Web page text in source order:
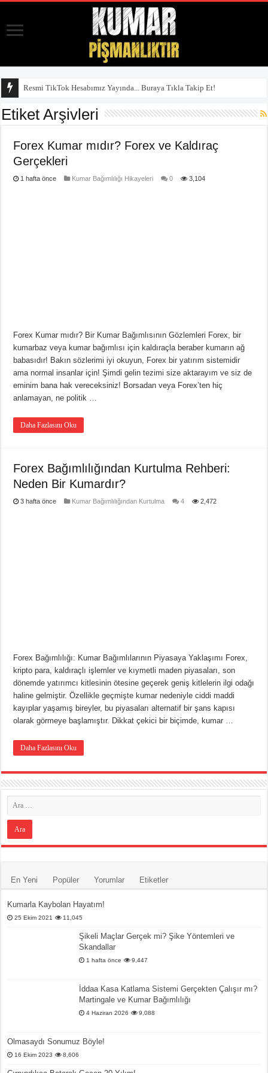
Resmi TikTok Hesabımız Yayında... Buraya Tıkla Takip Et!
Etiket Arşivleri
Forex Kumar mıdır? Forex ve Kaldıraç
Gerçekleri
1 hafta önce Kumar Bağımlılığı Hikayeleri 0 3,104
Forex Kumar mıdır? Bir Kumar Bağımlısının Gözlemleri Forex, bir
kumarbaz veya kumar bağımlısı için kaldıraçla beraber kumarın ağ
babasıdır! Bakın sözlerimi iyi okuyun, Forex bir yatırım sistemidir
ama normal insanlar için! Şimdi gelin tezimi size aktarayım ve siz de
eminim bana hak vereceksiniz! Borsadan veya Forex’ten hiç
anlamayan, ne politik …
Daha Fazlasını Oku
Forex Bağımlılığından Kurtulma Rehberi:
Neden Bir Kumardır?
3 hafta önce Kumar Bağımlılığından Kurtulma 4 2,472
Forex Bağımlılığı: Kumar Bağımlılarının Piyasaya Yaklaşımı Forex,
kripto para, kaldıraçlı işlemler ve kıymetli maden piyasaları, son
dönemde yatırımcı kitlesinin ötesine geçerek geniş kitlelerin ilgi odağı
haline gelmiştir. Özellikle geçmişte kumar nedeniyle ciddi maddi
kayıplar yaşamış bireyler, bu piyasaları alternatif bir şans kapısı
olarak görmeye başlamıştır. Dikkat çekici bir biçimde, kumar …
Daha Fazlasını Oku
En Yeni Popüler Yorumlar Etiketler
Kumarla Kaybolan Hayatım!
25 Ekim 2021 11,045
Şikeli Maçlar Gerçek mi? Şike Yöntemleri ve
Skandallar
1 hafta önce 9,447
İddaa Kasa Katlama Sistemi Gerçekten Çalışır mı?
Martingale ve Kumar Bağımlılığı
4 Haziran 2026 9,088
Olmasaydı Sonumuz Böyle!
16 Ekim 2023 8,606